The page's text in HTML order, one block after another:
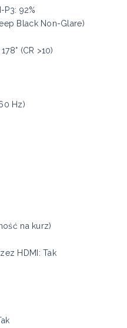
92%
Black Non-Glare)
(CR >10)
Hz)
na kurz)
HDMI: Tak